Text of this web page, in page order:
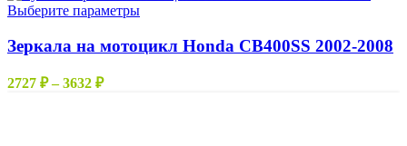
Выберите параметрыЭтот
имеет
несколько
Зеркала на мотоцикл Honda CB400SS 2002-2008
2727 ₽ – 3632 ₽Диапазон